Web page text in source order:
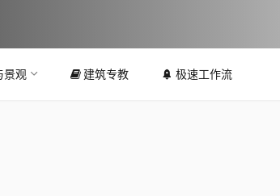
景观 建筑专教 极速工作流